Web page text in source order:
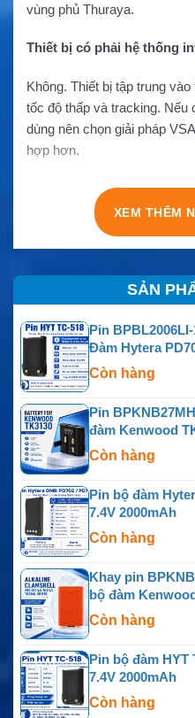
vùng phủ Thuraya.
Thiết bị có phải hệ thống
Không. Thiết bị tập trung
tốc độ thấp và tracking. Nếu
dùng nên chọn giải pháp
hợp hơn.
XEM THÊM
SẢN
Pin
Đàm Hytera
Còn hàng
Pin
đàm Kenwood
Còn hàng
Pin bộ đàm
7.4V 2000mAh
Còn hàng
Khay pin
bộ đàm
Còn hàng
Pin bộ đàm HYT
7.4V 2000mAh
Còn hàng